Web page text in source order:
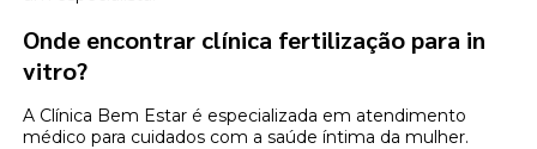
Onde encontrar clínica fertilização para in
vitro?
A Clínica Bem Estar é especializada em atendimento
médico para cuidados com a saúde íntima da mulher.